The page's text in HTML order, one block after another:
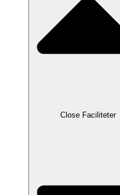
Close Faciliteter